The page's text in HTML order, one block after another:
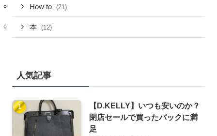
How to (21)
本 (12)
人気記事
【D.KELLY】いつも安いのか？
閉店セールで買ったバックに満
足